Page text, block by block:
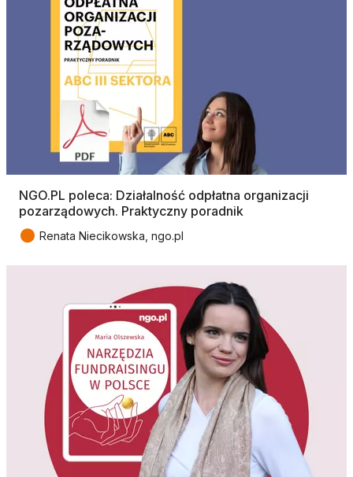
NGO.PL poleca: Działalność odpłatna organizacji
pozarządowych. Praktyczny poradnik
● Renata Niecikowska, ngo.pl